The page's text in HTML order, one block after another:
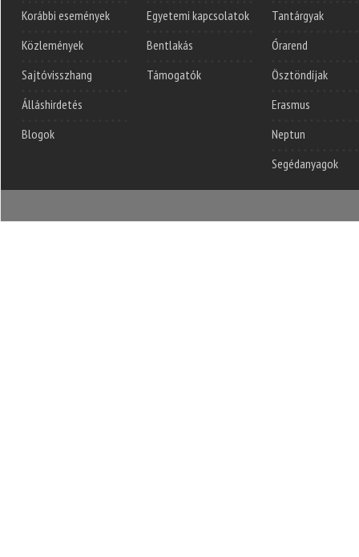
Korábbi események
Közlemények
Sajtóvisszhang
Álláshirdetés
Blogok
Egyetemi kapcsolatok
Bentlakás
Támogatók
Tantárgyak
Órarend
Ösztöndíjak
Erasmus
Neptun
Segédanyagok